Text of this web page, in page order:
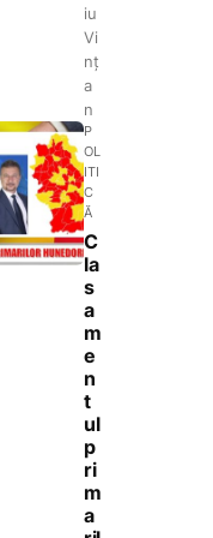
iu
Vi
nț
a
n
P
OL
ITI
C
Ă
C
la
s
a
m
e
n
t
ul
p
ri
m
a